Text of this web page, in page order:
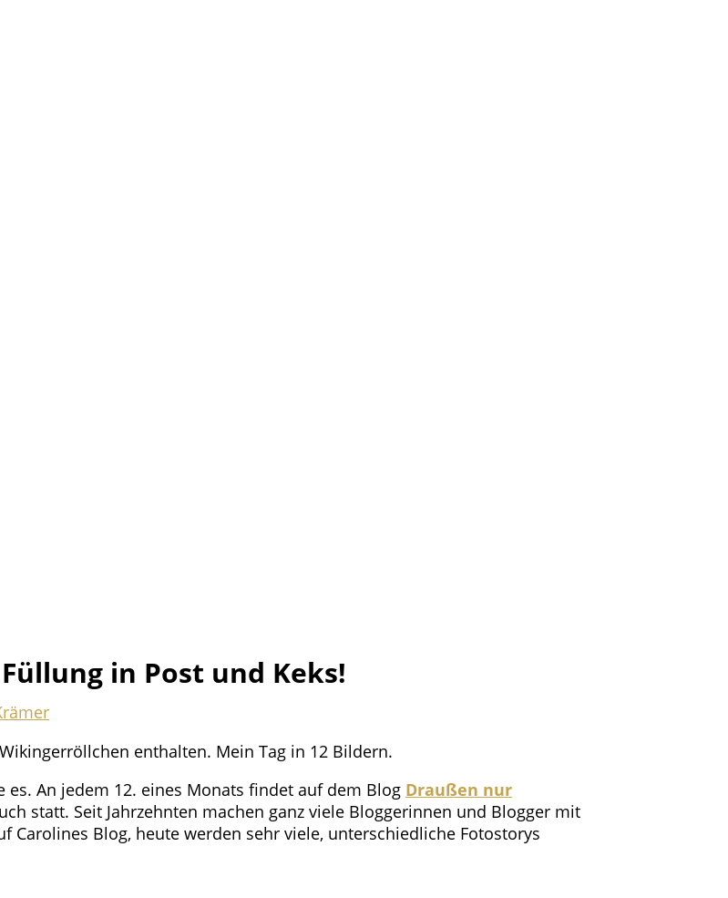
in Post und Keks!
enthalten. Mein Tag in 12 Bildern.
es. An jedem 12. eines Monats findet auf dem Blog Draußen nur
statt. Seit Jahrzehnten machen ganz viele Bloggerinnen und Blogger mit
Carolines Blog, heute werden sehr viele, unterschiedliche Fotostorys